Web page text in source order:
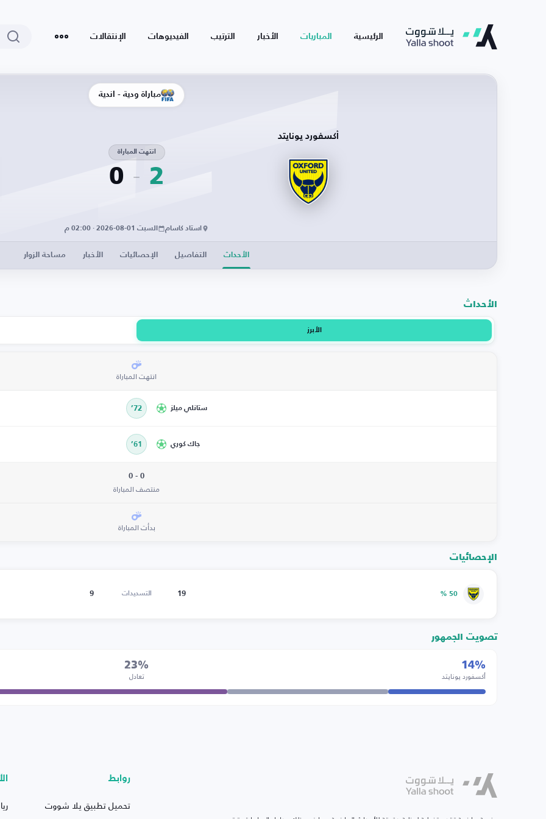
الرئيسية المباريات الأخبار الترتيب الفيديوهات الإنتقالات
مباراة ودية - أندية
أكسفورد يونايتد
2
انتهت المباراة
0
استاد كاسام السبت 01-08-2026 · 02:00 م
الأحداث التفاصيل الإحصائيات الأخبار مساحة الزوار
الأحداث
الأبرز
انتهت المباراة
ستانلي ميلز 72’
جاك كوري 61’
0 - 0
منتصف المباراة
بدأت المباراة
الإحصائيات
50 %
19 التسديدات 9
تصويت الجمهور
14%
أكسفورد يونايتد
23%
تعادل
روابط
تحميل تطبيق يلا شووت